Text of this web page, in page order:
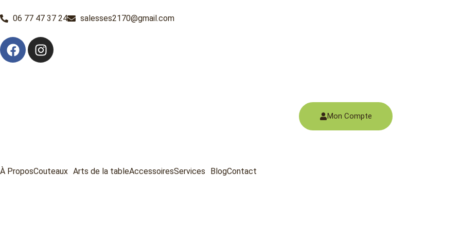
06 77 47 37 24 salesses2170@gmail.com
Mon Compte
À ProposCouteaux Arts de la tableAccessoiresServices BlogContact